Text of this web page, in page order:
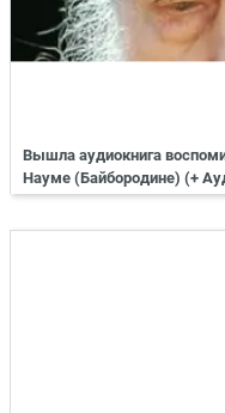
Вышла аудиокнига
Науме (Байбородине) (+